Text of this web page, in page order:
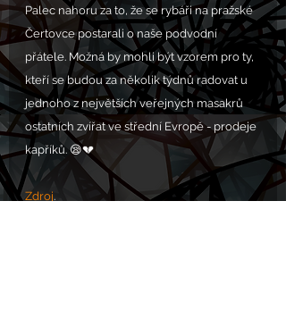
Palec nahoru za to, že se rybáři na pražské
Čertovce postarali o naše podvodní
přátele. Možná by mohli být vzorem pro ty,
kteří se budou za několik týdnů radovat u
jednoho z největších veřejných masakrů
ostatních zvířat ve střední Evropě - prodeje
kapříků. 😪💔
Zdroj.